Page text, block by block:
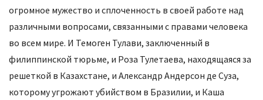
огромное мужество и сплоченность в своей работе над
различными вопросами, связанными с правами человека
во всем мире. И Темоген Тулави, заключенный в
филиппинской тюрьме, и Роза Тулетаева, находящаяся за
решеткой в Казахстане, и Александр Андерсон де Суза,
которому угрожают убийством в Бразилии, и Каша